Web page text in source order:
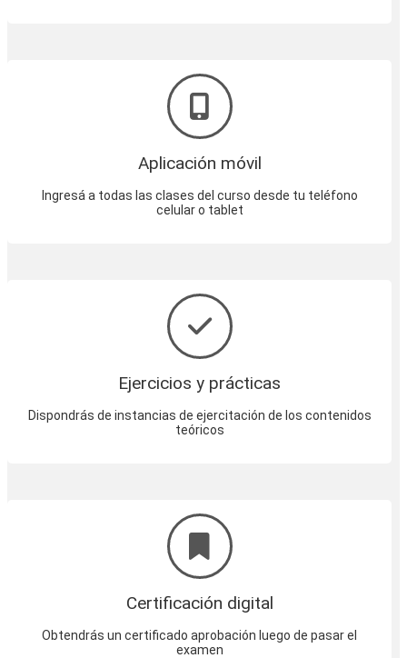
Aplicación móvil
Ingresá a todas las clases del curso desde tu teléfono
celular o tablet
Ejercicios y prácticas
Dispondrás de instancias de ejercitación de los contenidos
teóricos
Certificación digital
Obtendrás un certificado aprobación luego de pasar el
examen